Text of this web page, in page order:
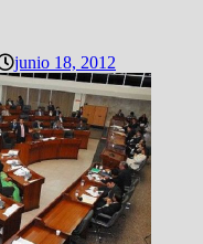
junio 18, 2012